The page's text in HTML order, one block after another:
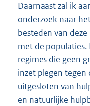
Daarnaast zal ik
onderzoek naar
besteden van
met de populaties.
regimes die geen
inzet plegen tegen
uitgesloten van
en natuurlijke